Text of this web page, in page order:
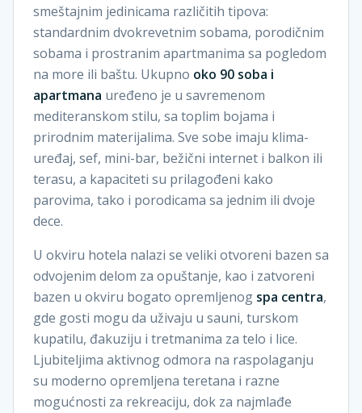
smeštajnim jedinicama različitih tipova:
standardnim dvokrevetnim sobama, porodičnim
sobama i prostranim apartmanima sa pogledom
na more ili baštu. Ukupno oko 90 soba i
apartmana uređeno je u savremenom
mediteranskom stilu, sa toplim bojama i
prirodnim materijalima. Sve sobe imaju klima-
uređaj, sef, mini-bar, bežični internet i balkon ili
terasu, a kapaciteti su prilagođeni kako
parovima, tako i porodicama sa jednim ili dvoje
dece.
U okviru hotela nalazi se veliki otvoreni bazen sa
odvojenim delom za opuštanje, kao i zatvoreni
bazen u okviru bogato opremljenog spa centra,
gde gosti mogu da uživaju u sauni, turskom
kupatilu, đakuziju i tretmanima za telo i lice.
Ljubiteljima aktivnog odmora na raspolaganju
su moderno opremljena teretana i razne
mogućnosti za rekreaciju, dok za najmlađe